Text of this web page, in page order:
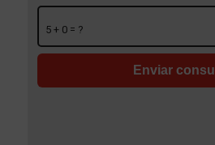
5 + 0 = ?